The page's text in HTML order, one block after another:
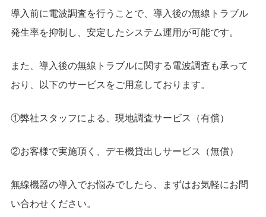
導入前に電波調査を行うことで、導入後の無線トラブル
発生率を抑制し、安定したシステム運用が可能です。
また、導入後の無線トラブルに関する電波調査も承って
おり、以下のサービスをご用意しております。
①弊社スタッフによる、現地調査サービス（有償）
②お客様で実施頂く、デモ機貸出しサービス（無償）
無線機器の導入でお悩みでしたら、まずはお気軽にお問
い合わせください。